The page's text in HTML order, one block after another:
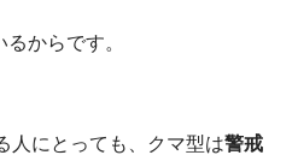
るからです。
人にとっても、クマ型は警戒